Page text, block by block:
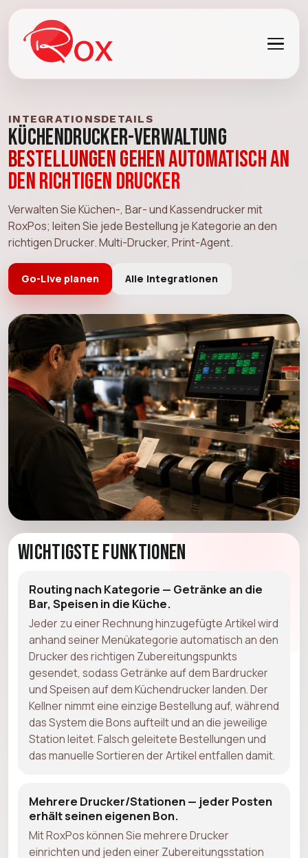
INTEGRATIONSDETAILS
Küchendrucker-Verwaltung
Bestellungen gehen automatisch an
den richtigen Drucker
Verwalten Sie Küchen-, Bar- und Kassendrucker mit
RoxPos; leiten Sie jede Bestellung je Kategorie an den
richtigen Drucker. Multi-Drucker, Print-Agent.
Go-Live planen Alle Integrationen
Wichtigste Funktionen
Routing nach Kategorie — Getränke an die
Bar, Speisen in die Küche.
Jeder zu einer Rechnung hinzugefügte Artikel wird
anhand seiner Menükategorie automatisch an den
Drucker des richtigen Zubereitungspunkts
gesendet, sodass Getränke auf dem Bardrucker
und Speisen auf dem Küchendrucker landen. Der
Kellner nimmt eine einzige Bestellung auf, während
das System die Bons aufteilt und an die jeweilige
Station leitet. Falsch geleitete Bestellungen und
das manuelle Sortieren der Artikel entfallen damit.
Mehrere Drucker/Stationen — jeder Posten
erhält seinen eigenen Bon.
Mit RoxPos können Sie mehrere Drucker
einrichten und jeden einer Zubereitungsstation